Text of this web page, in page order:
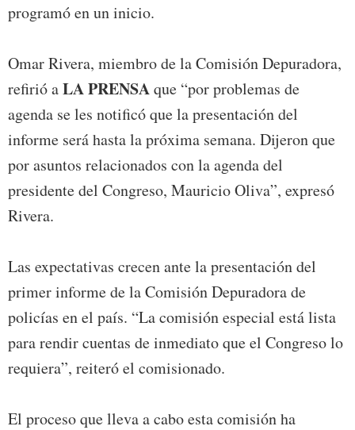
programó en un inicio.
Omar Rivera, miembro de la Comisión Depuradora,
refirió aLA PRENSAque “por problemas de
agenda se les notificó que la presentación del
informe será hasta la próxima semana. Dijeron que
por asuntos relacionados con la agenda del
presidente del Congreso, Mauricio Oliva”, expresó
Rivera.
Las expectativas crecen ante la presentación del
primer informe de la Comisión Depuradora de
policías en el país. “La comisión especial está lista
para rendir cuentas de inmediato que el Congreso lo
requiera”, reiteró el comisionado.
El proceso que lleva a cabo esta comisión ha